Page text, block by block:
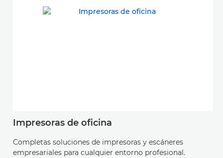
Impresoras de oficina
Completas soluciones de impresoras y escáneres
empresariales para cualquier entorno profesional.